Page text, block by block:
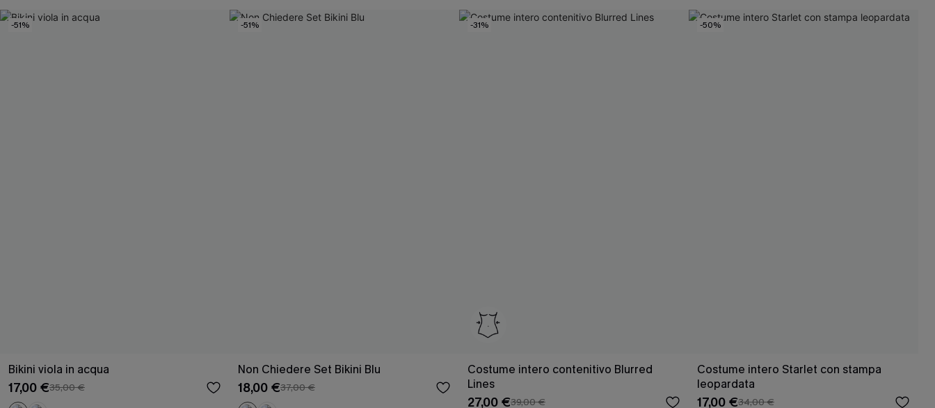
-51%
Bikini viola in acqua
17,00 €35,00 €
-51%
Non Chiedere Set Bikini Blu
18,00 €37,00 €
-31%
Costume intero contenitivo Blurred
Lines
27,00 €39,00 €
-50%
Costume intero Starlet con stampa
leopardata
17,00 €34,00 €